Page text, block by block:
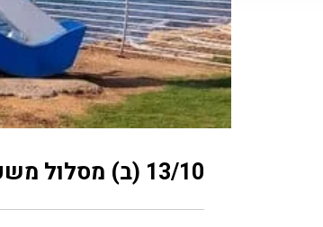
13/10 (ב) מסלול משפחות 12:00